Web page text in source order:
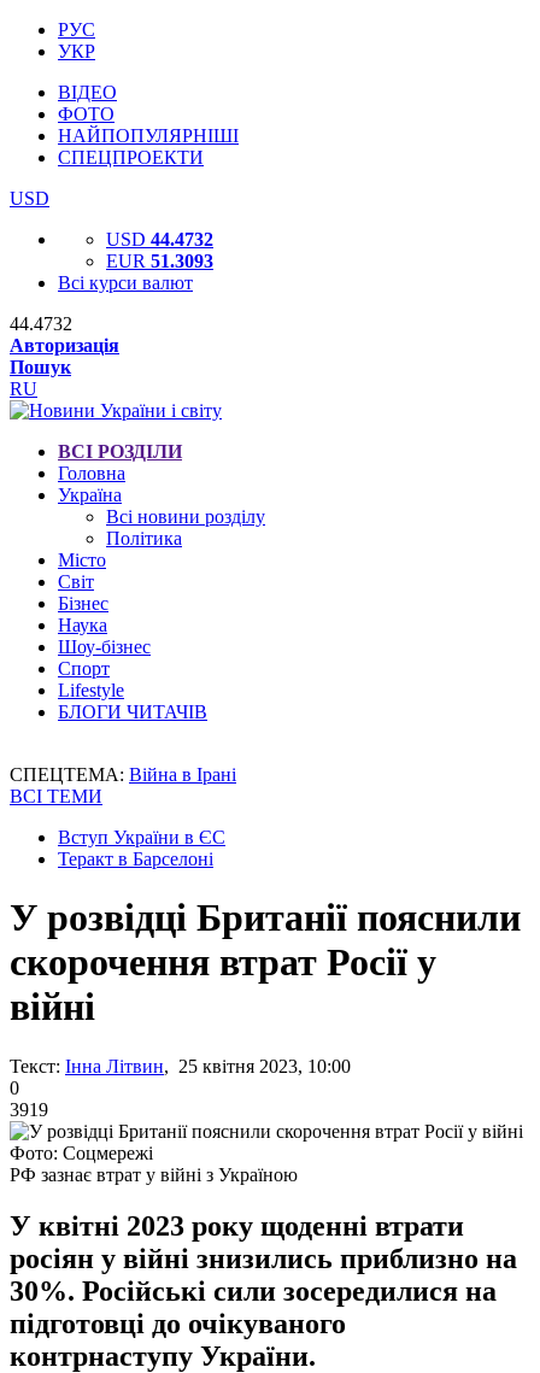
РУС
УКР
ВІДЕО
ФОТО
НАЙПОПУЛЯРНІШІ
СПЕЦПРОЕКТИ
USD
USD 44.4732
EUR 51.3093
Всі курси валют
44.4732
Авторизація
Пошук
RU
ВСІ РОЗДІЛИ
Головна
Україна
Всі новини розділу
Політика
Місто
Світ
Бізнес
Наука
Шоу-бізнес
Спорт
Lifestyle
БЛОГИ ЧИТАЧІВ
СПЕЦТЕМА: Війна в Ірані
ВСІ ТЕМИ
Вступ України в ЄС
Теракт в Барселоні
У розвідці Британії пояснили
скорочення втрат Росії у
війні
Текст: Інна Літвин, 25 квітня 2023, 10:00
0
3919
Фото: Соцмережі
РФ зазнає втрат у війні з Україною
У квітні 2023 року щоденні втрати
росіян у війні знизились приблизно на
30%. Російські сили зосередилися на
підготовці до очікуваного
контрнаступу України.